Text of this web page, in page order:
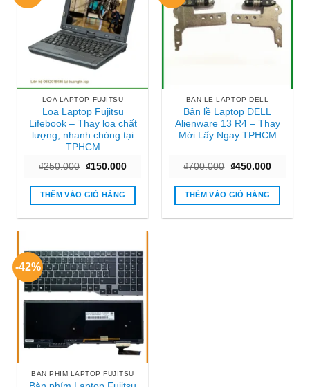
LOA LAPTOP FUJITSU
Loa Laptop Fujitsu
Lifebook – Thay loa chất
lượng, nhanh chóng tại
TPHCM
₫250.000 Giá
là:
₫250.000.
₫150.000Giá
tại
₫150.000.
THÊM VÀO GIỎ HÀNG
BẢN LỀ LAPTOP DELL
Bản lề Laptop DELL
Alienware 13 R4 – Thay
Mới Lấy Ngay TPHCM
₫700.000 Giá
là:
₫700.000.
₫450.000Giá
tại
THÊM VÀO GIỎ HÀNG
-42%
BÀN PHÍM LAPTOP FUJITSU